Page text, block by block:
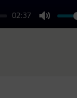
02:37
Mute